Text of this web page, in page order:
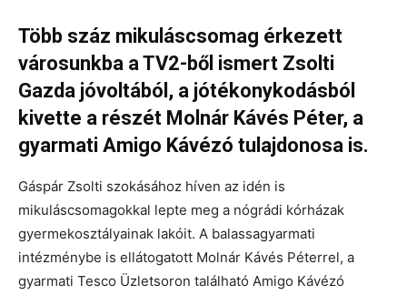
Több száz mikuláscsomag érkezett
városunkba a TV2-ből ismert Zsolti
Gazda jóvoltából, a jótékonykodásból
kivette a részét Molnár Kávés Péter, a
gyarmati Amigo Kávézó tulajdonosa is.
Gáspár Zsolti szokásához híven az idén is
mikuláscsomagokkal lepte meg a nógrádi kórházak
gyermekosztályainak lakóit. A balassagyarmati
intézménybe is ellátogatott Molnár Kávés Péterrel, a
gyarmati Tesco Üzletsoron található Amigo Kávézó